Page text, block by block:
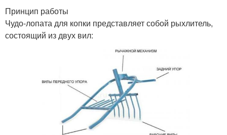
Принцип работы
Чудо-лопата для копки представляет собой рыхлитель,
состоящий из двух вил: